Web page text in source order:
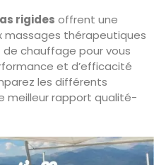
rigides offrent une
massages thérapeutiques
chauffage pour vous
et d’efficacité
les différents
meilleur rapport qualité-